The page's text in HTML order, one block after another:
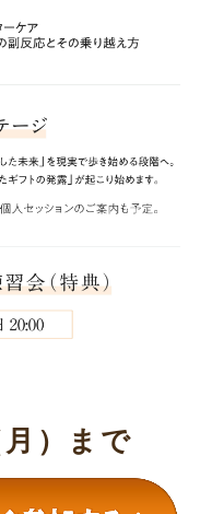
）まで